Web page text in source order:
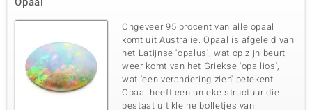
Ongeveer 95 procent van alle opaal
komt uit Australië. Opaal is afgeleid van
het Latijnse 'opalus', wat op zijn beurt
weer komt van het Griekse 'opallios',
wat 'een verandering zien' betekent.
Opaal heeft een unieke structuur die
bestaat uit kleine bolletjes van